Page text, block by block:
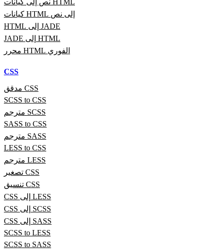
كيانات HTML إلى نص
HTML إلى JADE
JADE إلى HTML
محرر HTML الفوري
CSS
مدقق CSS
SCSS to CSS
مترجم SCSS
SASS to CSS
مترجم SASS
LESS to CSS
مترجم LESS
تصغير CSS
تنسيق CSS
CSS إلى LESS
CSS إلى SCSS
CSS إلى SASS
SCSS to LESS
SCSS to SASS